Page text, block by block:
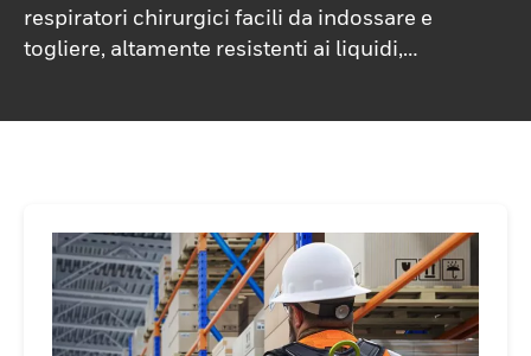
respiratori chirurgici facili da indossare e
togliere, altamente resistenti ai liquidi,